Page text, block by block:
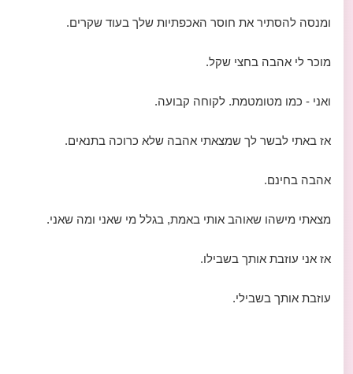
ומנסה להסתיר את חוסר האכפתיות שלך בעוד שקרים.
מוכר לי אהבה בחצי שקל.
ואני - כמו מטומטמת. לקוחה קבועה.
אז באתי לבשר לך שמצאתי אהבה שלא כרוכה בתנאים.
אהבה בחינם.
מצאתי מישהו שאוהב אותי באמת, בגלל מי שאני ומה שאני.
אז אני עוזבת אותך בשבילו.
עוזבת אותך בשבילי.